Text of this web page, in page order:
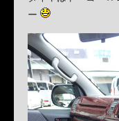
ー